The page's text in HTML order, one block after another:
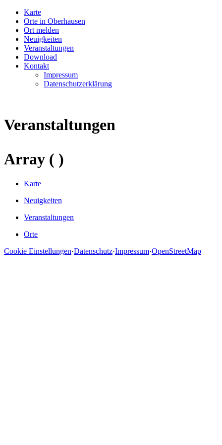
Karte
Orte in Oberhausen
Ort melden
Neuigkeiten
Veranstaltungen
Download
Kontakt
Impressum
Datenschutzerklärung
Veranstaltungen
Array ( )
Karte
Neuigkeiten
Veranstaltungen
Orte
Cookie Einstellungen·Datenschutz·Impressum·OpenStreetMap